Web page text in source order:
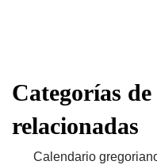
Categorías
relacionadas
Calendario